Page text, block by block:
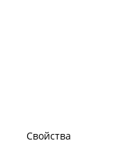
Свойства